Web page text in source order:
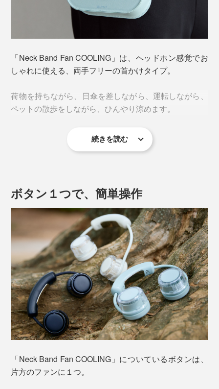
これを実現しているのが、ペルチェ素子を用いた放熱設
計。
ペルチェ素子とは、2種類の金属に電気を通し、熱を移
動させる装置のこと。
片側が冷たくなる→熱を吸う
という仕組みで首元を冷やします。
風量は３段階。夏の屋外では、風のみで涼しいと感じる
手持ちの扇風機と比べて、ファンとの距離が近いので、
「弱」でも充分、「強」だと寒いほど。
「Neck Band Fan COOLING」は、ヘッドホン感覚でお
しゃれに使える、両手フリーの首かけタイプ。
荷物を持ちながら、日傘を差しながら、運転しながら、
ペットの散歩をしながら、ひんやり涼めます。
しかも軽い。本体は、 業界最軽量級の約242g
シリコン製アームが自在に曲がって、ファンを360°回せ
るのも、他には見かけない特徴。
続きを読む
ボタン１つで、簡単操作
「Neck Band Fan COOLING」についているボタンは、
片方のファンに１つ。